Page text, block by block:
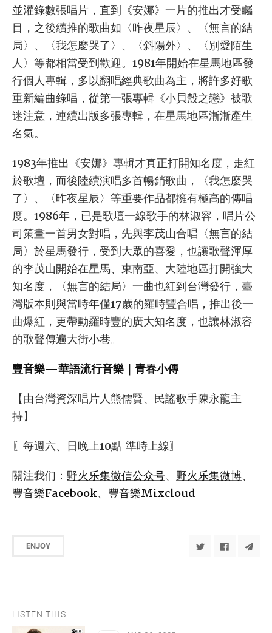
並灌錄數張唱片，直到《安娜》一片的推出才受矚
目，之後續推的歌曲如〈昨夜星辰〉、〈無言的結
局〉、〈我怎麼哭了〉、〈斜陽外〉、〈別愛陌生
人〉等都相當受到歡迎。1981年開始在星馬地區發
行個人專輯，多以翻唱經典歌曲為主，將許多好歌
重新編曲錄唱，從第一張專輯《小貝殼之戀》被歌
迷注意，連續出版多張專輯，在星馬地區漸漸產生
名氣。
1983年推出《安娜》專輯才真正打開知名度，走紅
於歌壇，而後陸續演唱多首暢銷歌曲，〈我怎麼哭
了〉、〈昨夜星辰〉等重要作品都擁有極高的傳唱
度。1986年，已是歌壇一線歌手的林淑容，唱片公
司策畫一首男女對唱，先與李茂山合唱〈無言的結
局〉於星馬發行，受到大眾的喜愛，也讓歌聲渾厚
的李茂山開始在星馬、東南亞、大陸地區打開強大
知名度，〈無言的結局〉一曲也紅到台灣發行，臺
灣版本則與當時年僅17歲的羅時豐合唱，推出後一
曲爆紅，更帶動羅時豐的廣大知名度，也讓林淑容
的歌聲傳遍大街小巷。
豐音樂—華語流行音樂｜青春小傳
【由台灣資深唱片人熊儒賢、民謠歌手陳永龍主
持】
〖每週六、日晚上10點 準時上線〗
關注我们： 野火乐集微信公众号、 野火乐集微博、
豐音樂Facebook、 豐音樂Mixcloud
ENJOY
LISTEN THIS